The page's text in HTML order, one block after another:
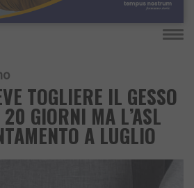
TOGLIERE IL GESSO
GIORNI MA L’ASL
A LUGLIO